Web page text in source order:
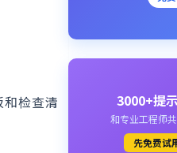
检查清
3000+提
和专业工程师
先免费试